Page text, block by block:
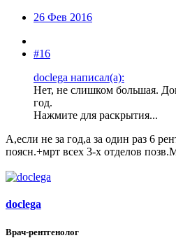
26 Фев 2016
#16
doclega написал(а):
Нет, не слишком большая.
год.
Нажмите для раскрытия...
А,если не за год,а за один раз 6
поясн.+мрт всех 3-х отделов
doclega
Врач-рентгенолог